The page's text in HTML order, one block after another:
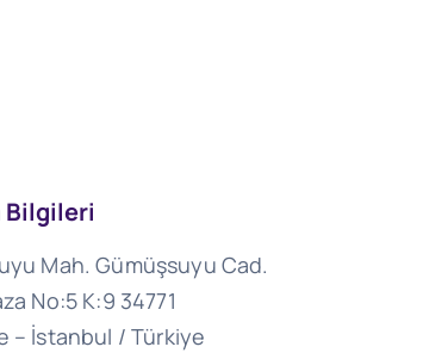
Mah. Gümüşsuyu Cad.
No:5 K:9 34771
– İstanbul / Türkiye